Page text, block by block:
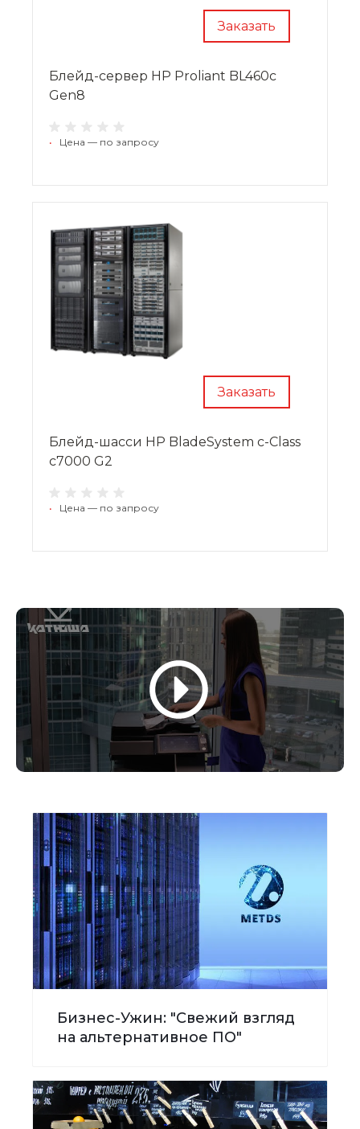
Заказать
Блейд-сервер HP Proliant BL460c
Gen8
• Цена — по запросу
Заказать
Блейд-шасси HP BladeSystem c-Class
c7000 G2
• Цена — по запросу
Бизнес-Ужин: "Свежий взгляд
на альтернативное ПО"